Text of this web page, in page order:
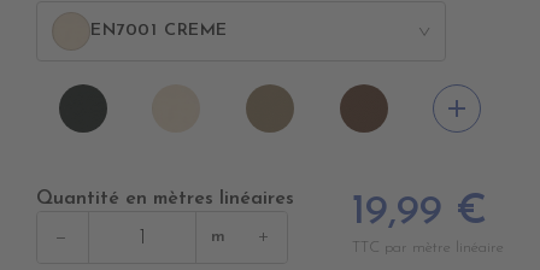
EN7001 CREME >
EN7005
VERT
EN7001
CREME
EN7002
BEIGE
EN7003
BRUN
add
Quantité en mètres linéaires
− m +
19,99 €
TTC par mètre linéaire